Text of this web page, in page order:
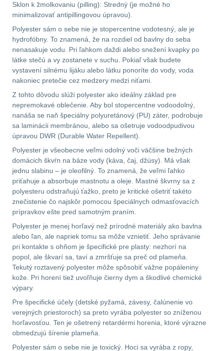
Sklon k žmolkovaniu (pilling): Stredný (je možné ho
minimalizovať antipillingovou úpravou).
Polyester sám o sebe nie je stopercentne vodotesný, ale je
hydrofóbny. To znamená, že na rozdiel od bavlny do seba
nenasakuje vodu. Pri ľahkom daždi alebo snežení kvapky po
látke stečú a vy zostanete v suchu. Pokiaľ však budete
vystavení silnému lijáku alebo látku ponoríte do vody, voda
nakoniec pretečie cez medzery medzi niťami.
Z tohto dôvodu slúži polyester ako ideálny základ pre
nepremokavé oblečenie. Aby bol stopercentne vodoodolný,
nanáša se naň špeciálny polyuretánový (PU) záter, podrobuje
sa laminácii membránou, alebo sa ošetruje vodoodpudivou
úpravou DWR (Durable Water Repellent).
Polyester je všeobecne veľmi odolný voči väčšine bežných
domácich škvŕn na báze vody (káva, čaj, džúsy). Má však
jednu slabinu – je oleofilný. To znamená, že veľmi ľahko
priťahuje a absorbuje mastnotu a oleje. Mastné škvrny sa z
polyesteru odstraňujú ťažko, preto je kritické ošetriť takéto
znečistenie čo najskôr pomocou špeciálnych odmasťovacích
prípravkov ešte pred samotným praním.
Polyester je menej horľavý než prírodné materiály ako bavlna
alebo ľan, ale napriek tomu sa môže vznietiť. Jeho správanie
pri kontakte s ohňom je špecifické pre plasty: nezhorí na
popol, ale škvarí sa, taví a zmršťuje sa preč od plameňa.
Tekutý roztavený polyester môže spôsobiť vážne popáleniny
kože. Pri horení tiež uvoľňuje čierny dym a škodlivé chemické
výpary.
Pre špecifické účely (detské pyžamá, závesy, čalúnenie vo
verejných priestoroch) sa preto vyrába polyester so zníženou
horľavosťou. Ten je ošetrený retardérmi horenia, ktoré výrazne
obmedzujú šírenie plameňa.
Polyester sám o sebe nie je toxický. Hoci sa vyrába z ropy,